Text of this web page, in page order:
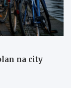
na city